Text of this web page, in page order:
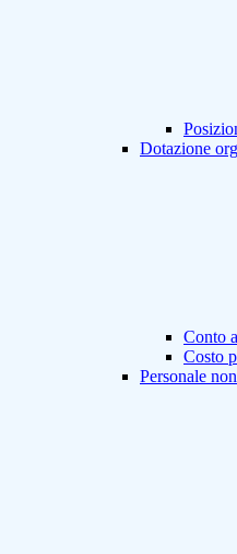
Dotazione
Conto
Costo
Personale